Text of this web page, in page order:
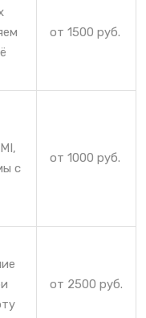
от 1500 руб.
с
от 1000 руб.
от 2500 руб.